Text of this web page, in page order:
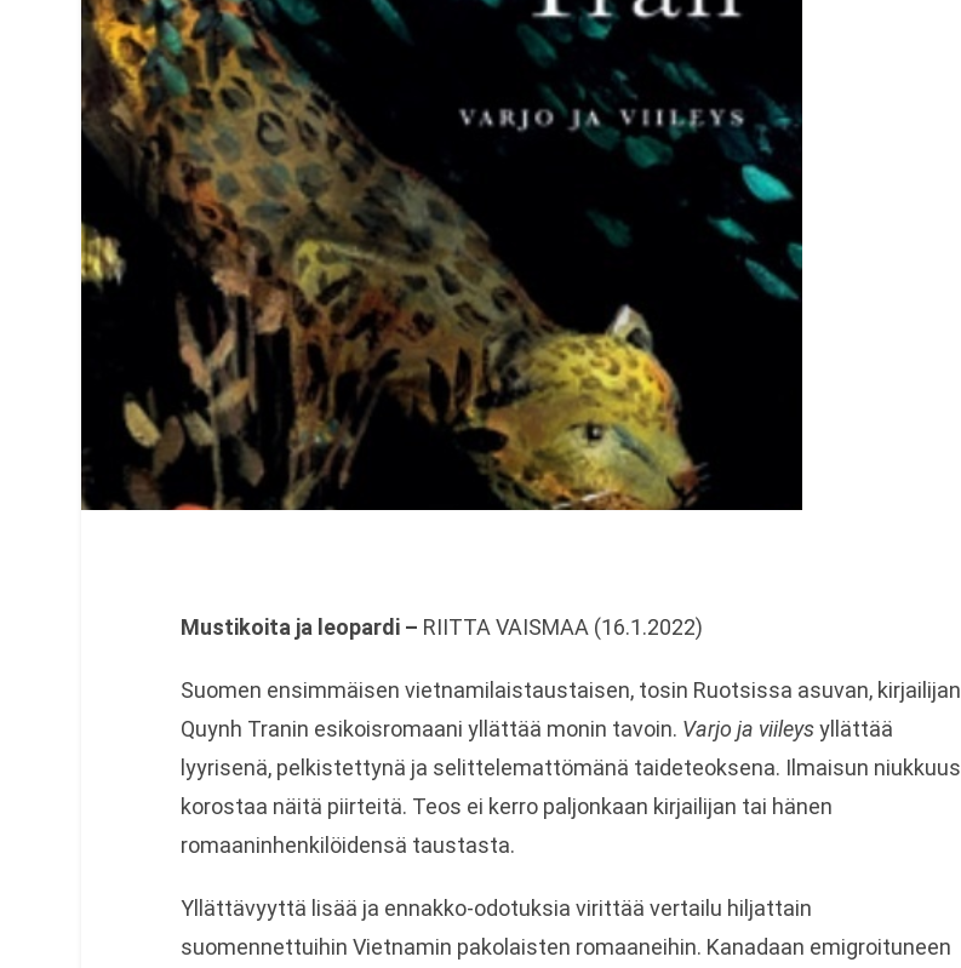
Mustikoita ja leopardi – RIITTA VAISMAA (16.1.2022)
Suomen ensimmäisen vietnamilaistaustaisen, tosin Ruotsissa asuvan, kirjailijan
Quynh Tranin esikoisromaani yllättää monin tavoin. Varjo ja viileysyllättää
lyyrisenä, pelkistettynä ja selittelemattömänä taideteoksena. Ilmaisun niukkuus
korostaa näitä piirteitä. Teos ei kerro paljonkaan kirjailijan tai hänen
romaaninhenkilöidensä taustasta.
Yllättävyyttä lisää ja ennakko-odotuksia virittää vertailu hiljattain
suomennettuihin Vietnamin pakolaisten romaaneihin. Kanadaan emigroituneen